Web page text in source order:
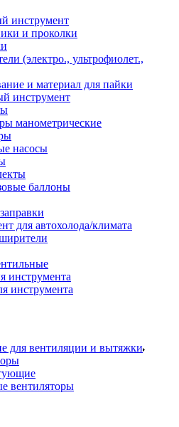
инструмент
и проколки
(электро., ультрофиолет.,
и материал для пайки
инструмент
манометрические
насосы
баллоны
для автохолода/климата
инструмента
инструмента
для вентиляции и вытяжки
вентиляторы